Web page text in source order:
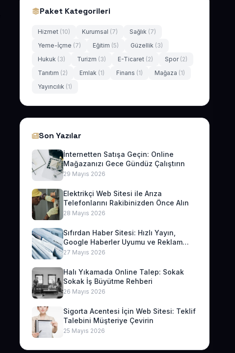
Paket Kategorileri
Hizmet (10) Kurumsal (7) Sağlık (7)
Yeme-İçme (7) Eğitim (5) Güzellik (3)
Hukuk (3) Turizm (3) E-Ticaret (2) Spor (2)
Tanıtım (2) Emlak (1) Finans (1) Mağaza (1)
Yayıncılık (1)
Son Yazılar
İnternetten Satışa Geçin: Online
Mağazanızı Gece Gündüz Çalıştırın
29 Mayıs 2026
Elektrikçi Web Sitesi ile Arıza
Telefonlarını Rakibinizden Önce Alın
28 Mayıs 2026
Sıfırdan Haber Sitesi: Hızlı Yayın,
Google Haberler Uyumu ve Reklam
Geliri
27 Mayıs 2026
Halı Yıkamada Online Talep: Sokak
Sokak İş Büyütme Rehberi
26 Mayıs 2026
Sigorta Acentesi İçin Web Sitesi: Teklif
Talebini Müşteriye Çevirin
25 Mayıs 2026